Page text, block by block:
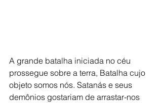
A grande batalha iniciada no céu
prossegue sobre a terra, Batalha cujo
objeto somos nós. Satanás e seus
demônios gostariam de arrastar-nos